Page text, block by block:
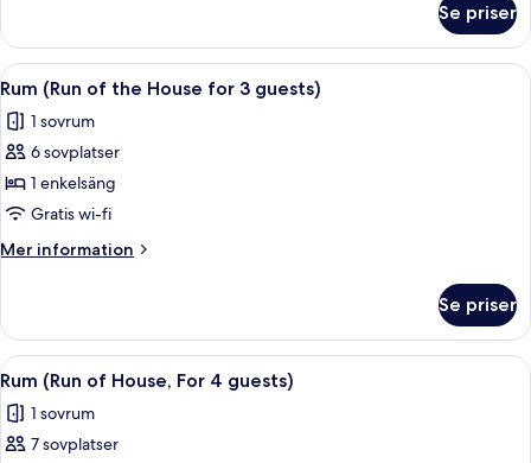
for
guests)
(Run
of
the
House
for
2
Se priser
Öppna
alla
foton
för
Rum
(Run
of
the
for
guests)
Ett hotellrum med två sängar, en
7
Rum (Run of the House for 3 guests)
1 sovrum
6 sovplatser
1 enkelsäng
Gratis wi-fi
Mer information
Mer
(Run
of
the
House
for
3
Se priser
Öppna
alla
foton
för
Ett hotellrum med två sängar, en
7
Rum (Run of House, For 4 guests)
1 sovrum
7 sovplatser